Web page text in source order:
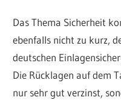
Das Thema Sicherheit
ebenfalls nicht zu kurz,
deutschen
Die Rücklagen auf dem
nur sehr gut verzinst,